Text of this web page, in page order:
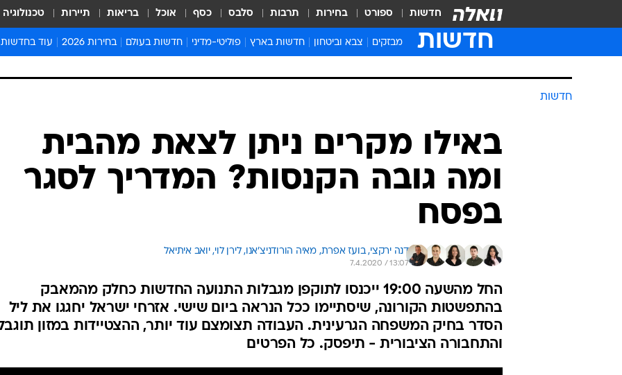
חדשות ספורט בחירות תרבות סלבס כסף אוכל בריאות תיירות טכנולוגיה
חדשות מבזקים צבא וביטחון חדשות בארץ
בריאות
חברה ורווחה
פוליטי-מדיני חדשות בעולם
אפריקה
בחירות 2026 עוד בחדשות
מדע וסביבה
הנחיות
ארכיון מדורים
חדשות
חדשות
באילו מקרים ניתן לצאת מהבית
ומה גובה הקנסות? המדריך לסגר
בפסח
דנה ירקצי, בועז אפרת, מאיה הורודניצ'אנו, לירן לוי, יואב איתיאל
7.4.2020 / 13:07
החל מהשעה 19:00 ייכנסו לתוקפן מגבלות התנועה החדשות כחלק מהמאבק
בהתפשטות הקורונה, שיסתיימו ככל הנראה ביום שישי. אזרחי ישראל יחגגו את ליל
הסדר בחיק המשפחה הגרעינית. העבודה תצומצם עוד יותר, ההצטיידות במזון
והתחבורה הציבורית - תיפסק. כל הפרטים